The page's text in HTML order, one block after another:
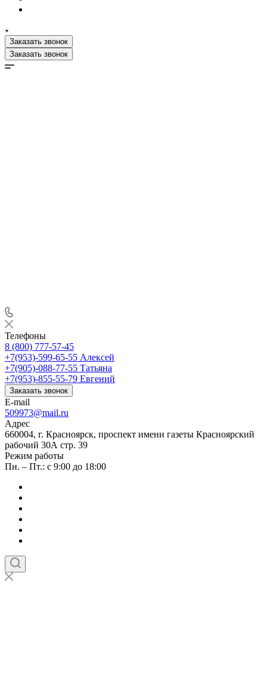
Заказать звонок
Заказать звонок
Телефоны
8 (800) 777-57-45
+7(953)-599-65-55 Алексей
+7(905)-088-77-55 Татьяна
+7(953)-855-55-79 Евгений
Заказать звонок
E-mail
509973@mail.ru
Адрес
660004, г. Красноярск, проспект имени газеты Красноярский
рабочий 30А стр. 39
Режим работы
Пн. – Пт.: с 9:00 до 18:00